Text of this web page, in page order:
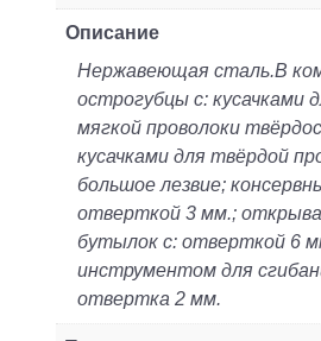
Описание
Нержавеющая сталь.В
острогубцы с: кусачками
мягкой проволоки
кусачками для твёрдой
большое лезвие;
отверткой 3 мм.;
бутылок с: отверткой 6
инструментом для
отвертка 2 мм.